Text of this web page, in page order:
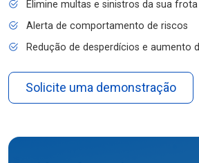
Elimine multas e sinistros da sua frota
Alerta de comportamento de riscos
Redução de desperdícios e aumento
Solicite uma demonstração